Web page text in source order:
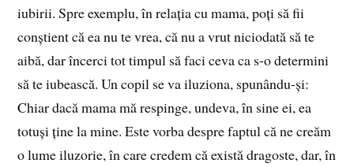
iubirii. Spre exemplu, în relația cu mama, poți să fii
conștient că ea nu te vrea, că nu a vrut niciodată să te
aibă, dar încerci tot timpul să faci ceva ca s-o determini
să te iubească. Un copil se va iluziona, spunându-și:
Chiar dacă mama mă respinge, undeva, în sine ei, ea
totuși ține la mine. Este vorba despre faptul că ne creăm
o lume iluzorie, în care credem că există dragoste, dar, în